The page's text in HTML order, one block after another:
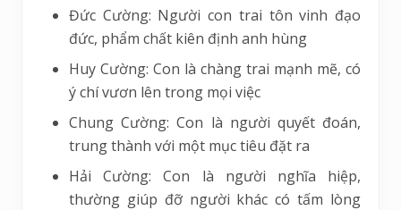
Đức Cường: Người con trai tôn vinh đạo
đức, phẩm chất kiên định anh hùng
Huy Cường: Con là chàng trai mạnh mẽ, có
ý chí vươn lên trong mọi việc
Chung Cường: Con là người quyết đoán,
trung thành với một mục tiêu đặt ra
Hải Cường: Con là người nghĩa hiệp,
thường giúp đỡ người khác có tấm lòng